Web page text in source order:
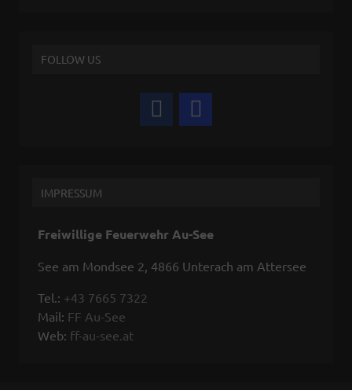
FOLLOW US
IMPRESSUM
Freiwillige Feuerwehr Au-See
See am Mondsee 2, 4866 Unterach am Attersee
Tel.: +43 7665 7322
Mail: FF Au-See
Web: ff-au-see.at